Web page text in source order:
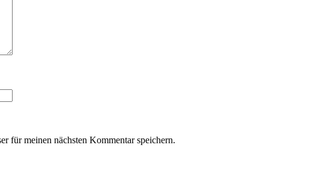
für meinen nächsten Kommentar speichern.